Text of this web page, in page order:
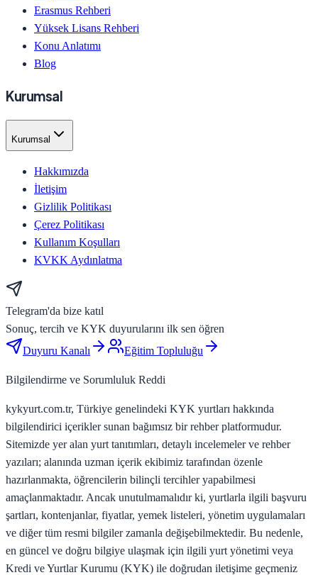
Erasmus Rehberi
Yüksek Lisans Rehberi
Konu Anlatımı
Blog
Kurumsal
Kurumsal
Hakkımızda
İletişim
Gizlilik Politikası
Çerez Politikası
Kullanım Koşulları
KVKK Aydınlatma
Telegram'da bize katıl
Sonuç, tercih ve KYK duyurularını ilk sen öğren
Duyuru Kanalı
Eğitim Topluluğu
Bilgilendirme ve Sorumluluk Reddi
kykyurt.com.tr, Türkiye genelindeki KYK yurtları hakkında
bilgilendirici içerikler sunan bağımsız bir rehber platformudur.
Sitemizde yer alan yurt tanıtımları, detaylı incelemeler ve rehber
yazıları; alanında uzman içerik ekibimiz tarafından özenle
hazırlanmakta, öğrencilerin bilinçli tercihler yapabilmesi
amaçlanmaktadır. Ancak unutulmamalıdır ki, yurtlarla ilgili başvuru
şartları, kontenjanlar, fiyatlar, yemek listeleri, yönetim uygulamaları
ve diğer tüm resmi bilgiler zamanla değişebilmektedir. Bu nedenle,
en güncel ve doğru bilgiye ulaşmak için ilgili yurt yönetimi veya
Kredi ve Yurtlar Kurumu (KYK) ile doğrudan iletişime geçmeniz